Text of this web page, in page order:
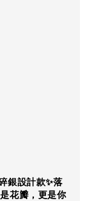
銀設計款✨落
花瓣，更是你